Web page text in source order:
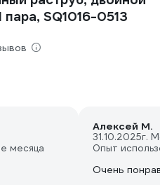
SQ1016-0513
месяца
Алексей М.
31.10.2025г.
Опыт
Очень